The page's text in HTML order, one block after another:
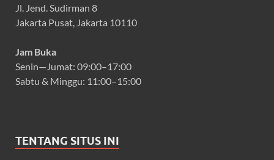
Jl. Jend. Sudirman 8
Jakarta Pusat, Jakarta 10110
Jam Buka
Senin—Jumat: 09:00–17:00
Sabtu & Minggu: 11:00–15:00
TENTANG SITUS INI